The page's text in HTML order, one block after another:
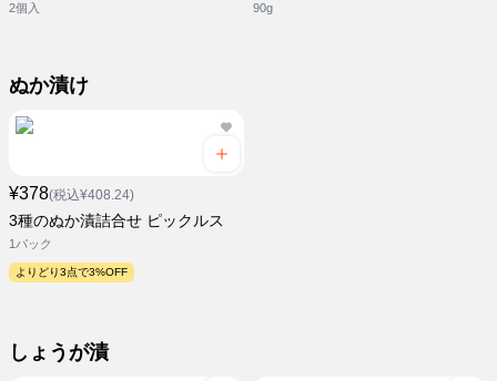
2個入 90g
ぬか漬け
¥378(税込¥408.24)
3種のぬか漬詰合せ ピックルス
1パック
よりどり3点で3%OFF
しょうが漬